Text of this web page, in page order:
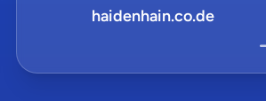
haidenhain.co.de